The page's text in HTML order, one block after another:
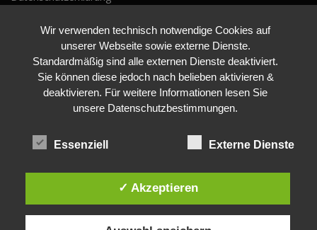
VERANSTALTUNGEN
Veranstaltungen
Wir verwenden technisch notwendige Cookies auf
unserer Webseite sowie externe Dienste.
Standardmäßig sind alle externen Dienste deaktiviert.
Sie können diese jedoch nach belieben aktivieren &
deaktivieren. Für weitere Informationen lesen Sie
unsere Datenschutzbestimmungen.
Essenziell Externe Dienste
✓ Akzeptieren